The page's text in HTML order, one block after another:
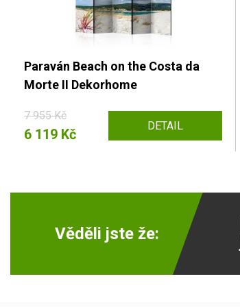
Paraván Beach on the Costa da
Morte II Dekorhome
7 955 Kč
6 119 Kč DETAIL
Věděli jste že: